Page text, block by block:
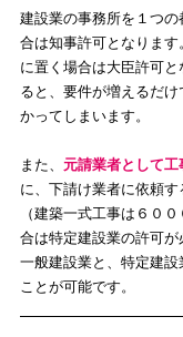
建設業の事務所を１つ
合は知事許可となりま
に置く場合は大臣許可
ると、要件が増えるだ
かってしまいます。
また、 元請業者として
に、下請け業者に依頼
（建築一式工事は６０
合は特定建設業の許可が
一般建設業と、特定建
ことが可能です。